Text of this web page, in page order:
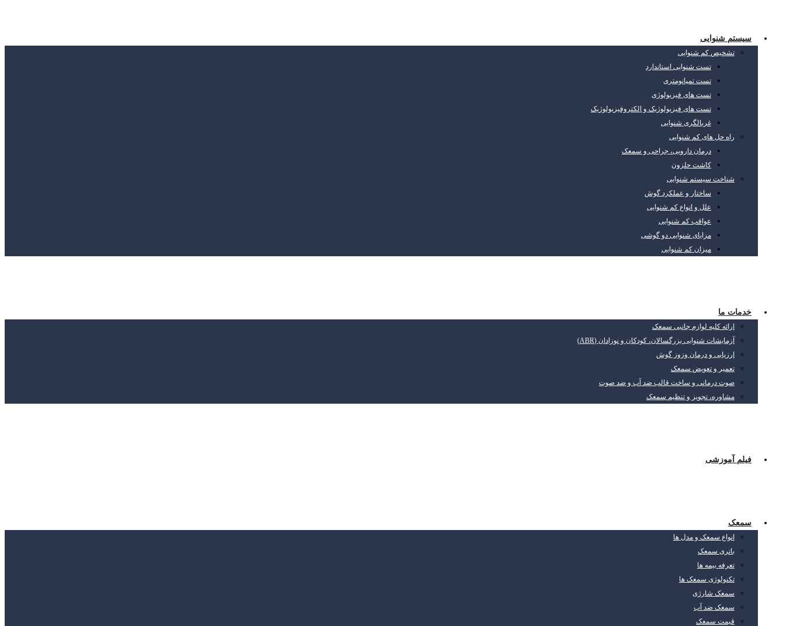
سیستم شنوایی
تشخیص کم شنوایی
تست شنوایی استاندارد
تست تمپانومتری
تست های فیزیولوژی
تست های فیزیولوژیک و الکتروفیزیولوژیک
غربالگری شنوایی
راه حل های کم شنوایی
درمان دارویی، جراحی و سمعک
کاشت حلزون
شناخت سیستم شنوایی
ساختار و عملکرد گوش
علل و انواع کم شنوایی
عواقب کم شنوایی
مزایای شنوایی دو گوشی
میزان کم شنوایی
خدمات ما
ارائه کلیه لوازم جانبی سمعک
آزمایشات شنوایی بزرگسالان، کودکان و نوزادان (ABR)
ارزیابی و درمان وزوز گوش
تعمیر و تعویض سمعک
صوت درمانی و ساخت قالب ضد آب و ضد صوت
مشاوره، تجویز و تنظیم سمعک
فیلم آموزشی
سمعک
انواع سمعک و مدل ها
باتری سمعک
تعرفه بیمه ها
تکنولوژی سمعک ها
سمعک شارژی
سمعک ضد آب
قیمت سمعک